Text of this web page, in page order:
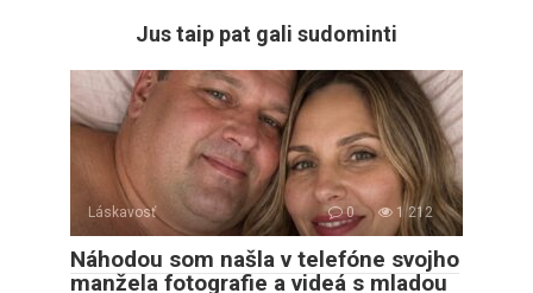
Jus taip pat gali sudominti
Láskavosť 0 1 212
Náhodou som našla v telefóne svojho
manžela fotografie a videá s mladou